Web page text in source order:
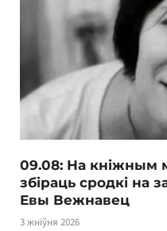
09.08: На кніжным
збіраць сродкі на
Евы Вежнавец
3 жніўня 2026